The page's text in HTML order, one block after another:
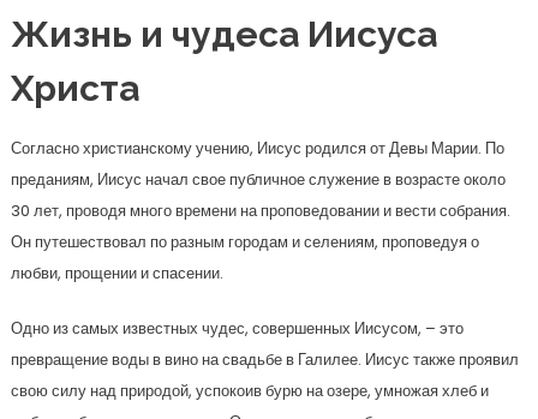
Жизнь и чудеса Иисуса
Христа
Согласно христианскому учению, Иисус родился от Девы Марии. По
преданиям, Иисус начал свое публичное служение в возрасте около
30 лет, проводя много времени на проповедовании и вести собрания.
Он путешествовал по разным городам и селениям, проповедуя о
любви, прощении и спасении.
Одно из самых известных чудес, совершенных Иисусом, – это
превращение воды в вино на свадьбе в Галилее. Иисус также проявил
свою силу над природой, успокоив бурю на озере, умножая хлеб и